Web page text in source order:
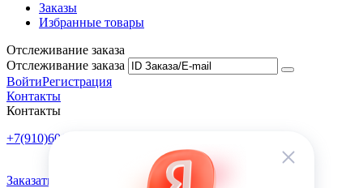
Заказы
Избранные товары
Отслеживание заказа
Отслеживание заказа
ВойтиРегистрация
Контакты
Контакты
+7(910)601-10-10
Заказать обратный звонок